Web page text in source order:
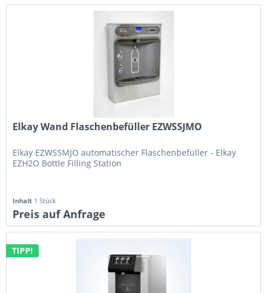
Elkay Wand Flaschenbefüller EZWSSJMO
Elkay EZWSSMJO automatischer Flaschenbefüller - Elkay
EZH2O Bottle Filling Station
Inhalt 1 Stück
Preis auf Anfrage
TIPP!